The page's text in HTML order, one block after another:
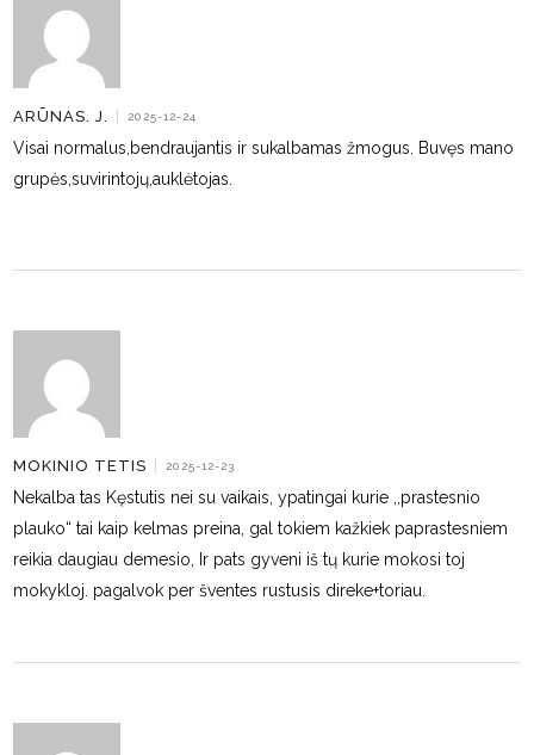
ARŪNAS. J. | 2025-12-24
Visai normalus,bendraujantis ir sukalbamas žmogus. Buvęs mano
grupės,suvirintojų,auklėtojas.
MOKINIO TETIS | 2025-12-23
Nekalba tas Kęstutis nei su vaikais, ypatingai kurie ,,prastesnio
plauko“ tai kaip kelmas preina, gal tokiem kažkiek paprastesniem
reikia daugiau demesio, Ir pats gyveni iš tų kurie mokosi toj
mokykloj. pagalvok per šventes rustusis direke+toriau.